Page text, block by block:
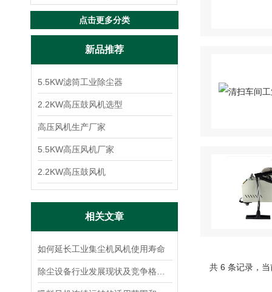
点击更多分类
新品推荐
5.5KW滤筒工业除尘器
2.2KW高压鼓风机选型
高压风机生产厂家
5.5KW高压风机厂家
2.2KW高压鼓风机
相关文章
如何延长工业集尘机风机使用寿命
共 6 条记录，